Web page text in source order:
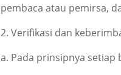
pembaca atau pemirsa,
2. Verifikasi dan
a. Pada prinsipnya